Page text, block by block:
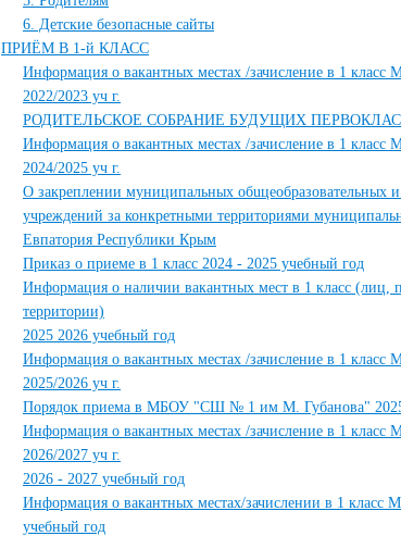
6. Детские безопасные сайты
ПРИЁМ В 1-й КЛАСС
Информация о вакантных местах /зачисление в 1
2022/2023 уч г.
РОДИТЕЛЬСКОЕ СОБРАНИЕ БУДУЩИХ
Информация о вакантных местах /зачисление в 1
2024/2025 уч г.
О закреплении муниципальных обuцеобразовательных
учреждений за конкретными территориями
Евпатория Республики Крым
Приказ о приеме в 1 класс 2024 - 2025 учебный год
Информация о наличии вакантных мест в 1 класс (лиц,
территории)
2025 2026 учебный год
Информация о вакантных местах /зачисление в 1
2025/2026 уч г.
Порядок приема в МБОУ "СШ № 1 им М. Губанова"
Информация о вакантных местах /зачисление в 1
2026/2027 уч г.
2026 - 2027 учебный год
Информация о вакантных местах/зачислении в 1
учебный год